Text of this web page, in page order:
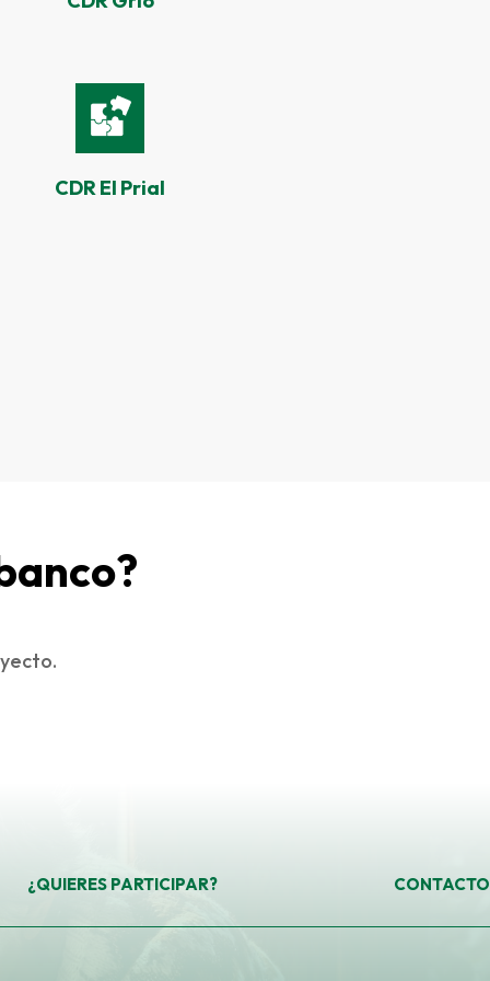
CDR El Prial
¿QUIERES PARTICIPAR? CONTACTO